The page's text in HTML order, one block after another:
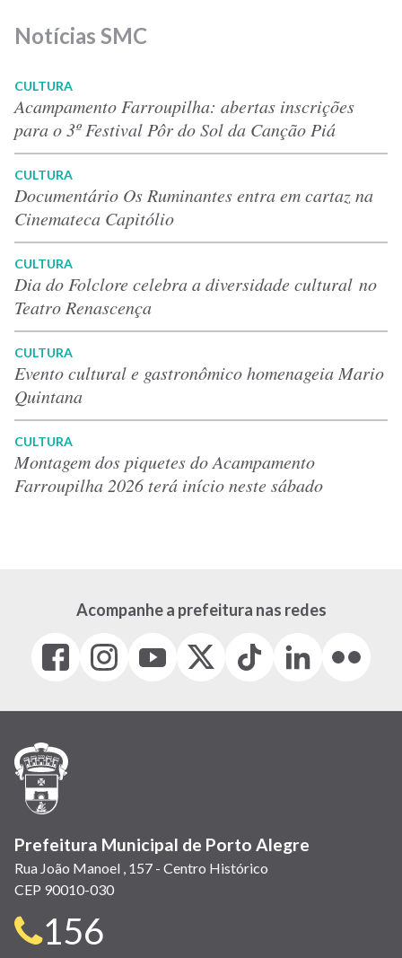
Notícias SMC
CULTURA
Acampamento Farroupilha: abertas inscrições
para o 3º Festival Pôr do Sol da Canção Piá
CULTURA
Documentário Os Ruminantes entra em cartaz na
Cinemateca Capitólio
CULTURA
Dia do Folclore celebra a diversidade cultural no
Teatro Renascença
CULTURA
Evento cultural e gastronômico homenageia Mario
Quintana
CULTURA
Montagem dos piquetes do Acampamento
Farroupilha 2026 terá início neste sábado
Acompanhe a prefeitura nas redes
Facebook
(link
em
janela)
Instagram
(link
em
(link
em
(Antigo
(link
Tiktok
(link
em
LinkedIn
(link
em
(link
em
Prefeitura Municipal de Porto Alegre
Rua João Manoel , 157 - Centro Histórico
CEP 90010-030
Telefone
156